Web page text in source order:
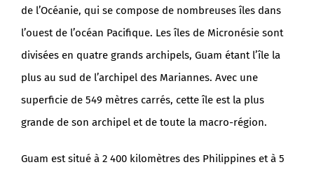
de l’Océanie, qui se compose de nombreuses îles dans
l’ouest de l’océan Pacifique. Les îles de Micronésie sont
divisées en quatre grands archipels, Guam étant l’île la
plus au sud de l’archipel des Mariannes. Avec une
superficie de 549 mètres carrés, cette île est la plus
grande de son archipel et de toute la macro-région.
Guam est situé à 2 400 kilomètres des Philippines et à 5